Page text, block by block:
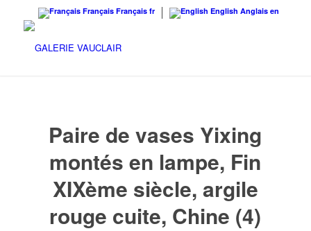
Français Français fr English Anglais en
Paire de vases Yixing
montés en lampe, Fin
XIXème siècle, argile
rouge cuite, Chine (4)